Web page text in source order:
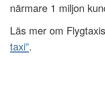
närmare 1 miljon
Läs mer om
taxi”.